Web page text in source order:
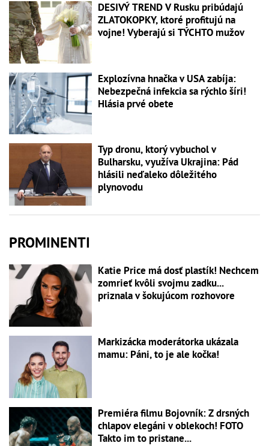
DESIVÝ TREND V Rusku pribúdajú
ZLATOKOPKY, ktoré profitujú na
vojne! Vyberajú si TÝCHTO mužov
Explozívna hnačka v USA zabíja:
Nebezpečná infekcia sa rýchlo šíri!
Hlásia prvé obete
Typ dronu, ktorý vybuchol v
Bulharsku, využíva Ukrajina: Pád
hlásili neďaleko dôležitého
plynovodu
PROMINENTI
Katie Price má dosť plastík! Nechcem
zomrieť kvôli svojmu zadku...
priznala v šokujúcom rozhovore
Markizácka moderátorka ukázala
mamu: Páni, to je ale kočka!
Premiéra filmu Bojovník: Z drsných
chlapov elegáni v oblekoch! FOTO
Takto im to pristane...